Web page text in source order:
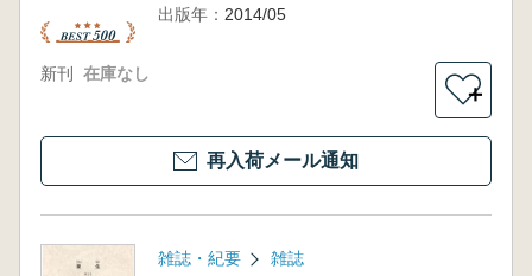
出版年： 2014/05
新刊 在庫なし
＋
再入荷メール通知
雑誌・紀要 雑誌